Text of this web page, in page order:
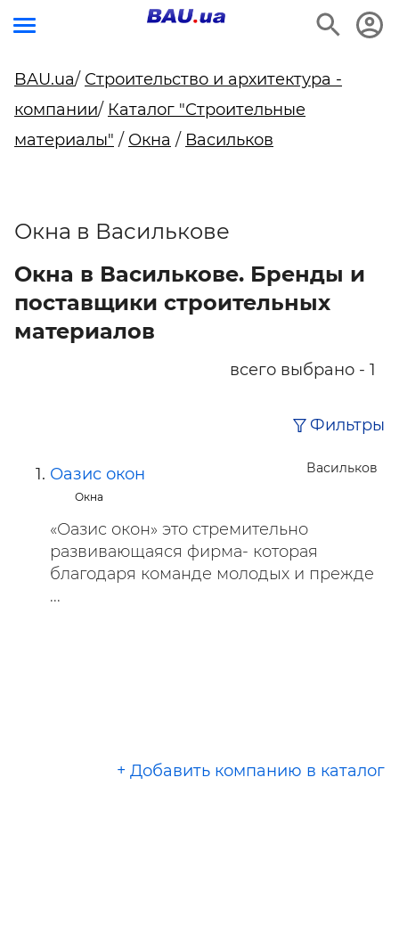
BAU.ua/ Строительство и архитектура -
компании/ Каталог "Строительные
материалы" / Окна / Васильков
Окна в Василькове
Окна в Василькове. Бренды и
поставщики строительных
материалов
всего выбрано - 1
Фильтры
Васильков
Оазис окон
Окна
«Оазис окон» это стремительно
развивающаяся фирма- которая
благодаря команде молодых и прежде
...
+ Добавить компанию в каталог